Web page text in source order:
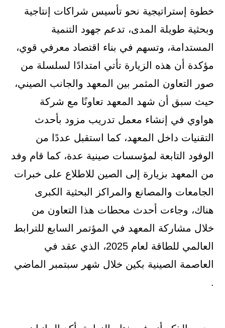
خطوة إستراتيجية نحو تأسيس شراكات إنتاجية
وبحثية طويلة المدى، تدعم جهود التنمية
المستدامة، وتسهم في بناء اقتصاد معرفي قوي،
مؤكدة أن هذه الزيارة تأتي امتدادًا لسلسلة من
صور التعاون المثمر بين المعهد والجانب الصيني،
حيث سبق أن شهد المعهد تعاونًا مع شركة
هواوي في إنشاء معمل تدريب مزود بأحدث
التقنيات داخل المعهد، كما استقبل عددًا من
الوفود التابعة لمؤسسات صينية عدة، كما قام وفد
من المعهد بزيارة إلى الصين للاطلاع على خبرات
الجامعات والمصانع والمراكز البحثية الكبرى
هناك، وجاءت أحدث محطات هذا التعاون من
خلال مشاركة المعهد في المؤتمر السابع للترابط
العالمي للطاقة لعام 2025، الذي عقد في
العاصمة الصينية بكين خلال شهر سبتمبر الماضي
.